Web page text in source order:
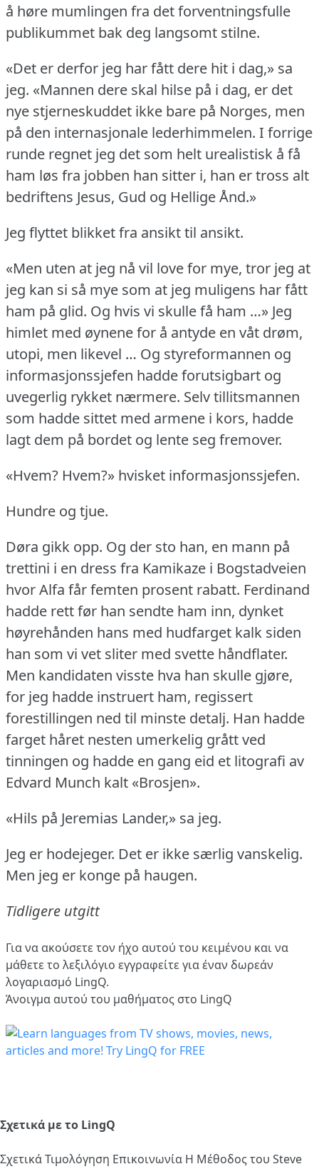
å høre mumlingen fra det forventningsfulle
publikummet bak deg langsomt stilne.
«Det er derfor jeg har fått dere hit i dag,» sa
jeg. «Mannen dere skal hilse på i dag, er det
nye stjerneskuddet ikke bare på Norges, men
på den internasjonale lederhimmelen. I forrige
runde regnet jeg det som helt urealistisk å få
ham løs fra jobben han sitter i, han er tross alt
bedriftens Jesus, Gud og Hellige Ånd.»
Jeg flyttet blikket fra ansikt til ansikt.
«Men uten at jeg nå vil love for mye, tror jeg at
jeg kan si så mye som at jeg muligens har fått
ham på glid. Og hvis vi skulle få ham …» Jeg
himlet med øynene for å antyde en våt drøm,
utopi, men likevel … Og styreformannen og
informasjonssjefen hadde forutsigbart og
uvegerlig rykket nærmere. Selv tillitsmannen
som hadde sittet med armene i kors, hadde
lagt dem på bordet og lente seg fremover.
«Hvem? Hvem?» hvisket informasjonssjefen.
Hundre og tjue.
Døra gikk opp. Og der sto han, en mann på
trettini i en dress fra Kamikaze i Bogstadveien
hvor Alfa får femten prosent rabatt. Ferdinand
hadde rett før han sendte ham inn, dynket
høyrehånden hans med hudfarget kalk siden
han som vi vet sliter med svette håndflater.
Men kandidaten visste hva han skulle gjøre,
for jeg hadde instruert ham, regissert
forestillingen ned til minste detalj. Han hadde
farget håret nesten umerkelig grått ved
tinningen og hadde en gang eid et litografi av
Edvard Munch kalt «Brosjen».
«Hils på Jeremias Lander,» sa jeg.
Jeg er hodejeger. Det er ikke særlig vanskelig.
Men jeg er konge på haugen.
Tidligere utgitt
Για να ακούσετε τον ήχο αυτού του κειμένου και να
μάθετε το λεξιλόγιο εγγραφείτε για έναν δωρεάν
λογαριασμό LingQ.
Άνοιγμα αυτού του μαθήματος στο LingQ
Σχετικά με το LingQ
ΣχετικάΤιμολόγηση Επικοινωνία Η Μέθοδος του Steve